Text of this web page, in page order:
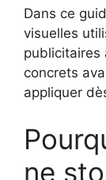
Dans ce
visuelles
publicitaires
concrets
appliquer
ne